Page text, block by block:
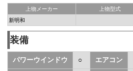
上物メーカー 上物型式
新明和
装備
パワーウインドウ ○ エアコン